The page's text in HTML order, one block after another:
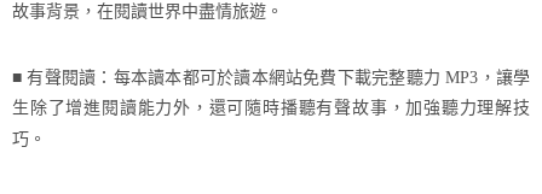
故事背景，在閱讀世界中盡情旅遊。
■ 有聲閱讀：每本讀本都可於讀本網站免費下載完整聽力 MP3 ，讓學
生除了增進閱讀能力外，還可隨時播聽有聲故事，加強聽力理解技
巧。